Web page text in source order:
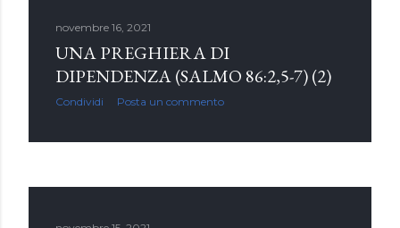
novembre 16, 2021
UNA PREGHIERA DI
DIPENDENZA (SALMO 86:2,5-7) (2)
Condividi Posta un commento